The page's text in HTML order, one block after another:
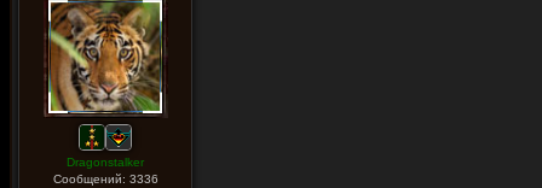
Dragonstalker
Сообщений: 3336